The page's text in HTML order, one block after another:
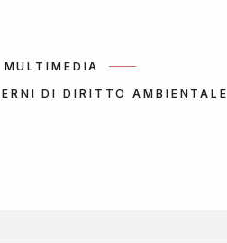
MULTIMEDIA
DI DIRITTO AMBIENTALE